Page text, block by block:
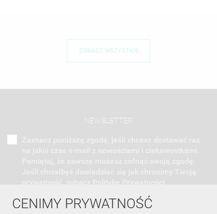
CENIMY PRYWATNOŚĆ
ZOBACZ WSZYSTKIE
NEWSLETTER